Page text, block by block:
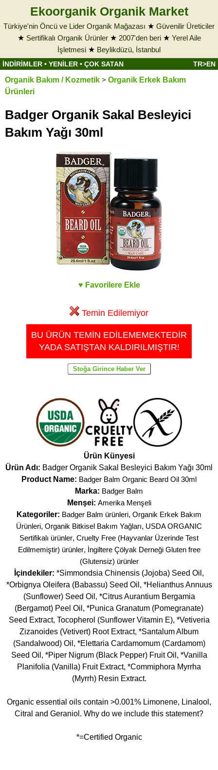
Ekoorganik Organik Market
Türkiye'nin Öncü ve Lider Organik Mağazası ★ Güvenilir Üreticiler
★ Sertifikalı Organik Ürünler★ 2007'den beri★ Yerel Aile
İşletmesi ★ Beylikdüzü, İstanbul
İNDİRİMLER • YENİLER • ÇOK SATAN TR>EN
Organik Bakım / Kozmetik > Organik Erkek Bakım
Ürünleri
Badger Organik Sakal Besleyici
Bakım Yağı 30ml
♥ Favorilere Ekle
Temin Edilemiyor
BU ÜRÜN TEMİN EDİLEMEMEKTEDİR
YADA SATIŞTAN KALDIRILMIŞTIR!
Ürün Künyesi
Ürün Adı: Badger Organik Sakal Besleyici Bakım Yağı 30ml
Product Name: Badger Balm Organic Beard Oil 30ml
Marka: Badger Balm
Menşei: Amerika Menşeli
Kategoriler: Badger Balm ürünleri, Organik Erkek Bakım
Ürünleri, Organik Bitkisel Bakım Yağları, USDA ORGANIC
Sertifikalı ürünler, Cruelty Free (Hayvanlar Üzerinde Test
Edilmemiştir) ürünler, İngiltere Çölyak Derneği Gluten free
(Glutensiz) ürünler
İçindekiler: *Simmondsia Chinensis (Jojoba) Seed Oil,
*Orbignya Oleifera (Babassu) Seed Oil, *Helianthus Annuus
(Sunflower) Seed Oil, *Citrus Aurantium Bergamia
(Bergamot) Peel Oil, *Punica Granatum (Pomegranate)
Seed Extract, Tocopherol (Sunflower Vitamin E), *Vetiveria
Zizanoides (Vetivert) Root Extract, *Santalum Album
(Sandalwood) Oil, *Elettaria Cardamomum (Cardamom)
Seed Oil, *Piper Nigrum (Black Pepper) Fruit Oil, *Vanilla
Planifolia (Vanilla) Fruit Extract, *Commiphora Myrrha
(Myrrh) Resin Extract.
Organic essential oils contain >0.001% Limonene, Linalool,
Citral and Geraniol. Why do we include this statement?
*=Certified Organic